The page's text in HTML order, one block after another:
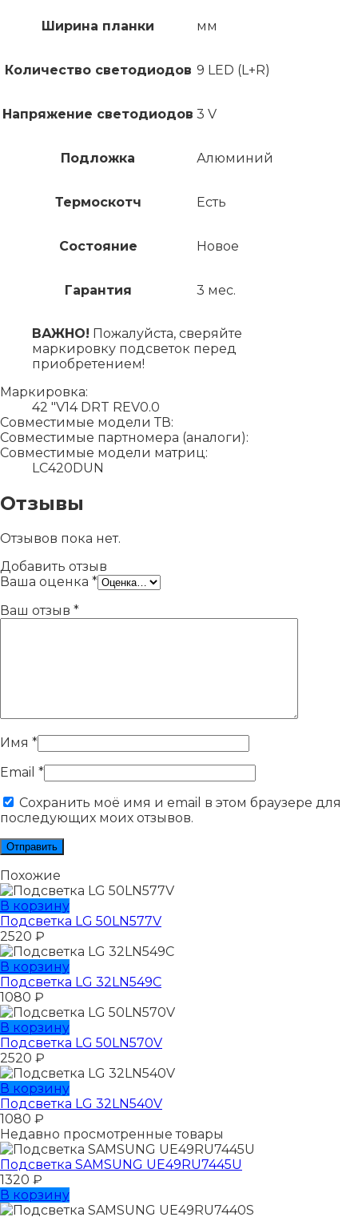
Ширина планки мм
Количество светодиодов 9 LED (L+R)
Напряжение светодиодов 3 V
Подложка Алюминий
Термоскотч Есть
Состояние Новое
Гарантия 3 мес.
ВАЖНО! Пожалуйста, сверяйте
маркировку подсветок перед
приобретением!
Маркировка:
42 "V14 DRT REV0.0
Совместимые модели ТВ:
Совместимые партномера (аналоги):
Совместимые модели матриц:
LC420DUN
Отзывы
Отзывов пока нет.
Добавить отзыв
Ваша оценка *
Ваш отзыв *
Имя *
Email *
Сохранить моё имя и email в этом браузере для
последующих моих отзывов.
Похожие
В корзину
Подсветка LG 50LN577V
2520 ₽
В корзину
Подсветка LG 32LN549C
1080 ₽
В корзину
Подсветка LG 50LN570V
2520 ₽
В корзину
Подсветка LG 32LN540V
1080 ₽
Недавно просмотренные товары
Подсветка SAMSUNG UЕ49RU7445U
1320 ₽
В корзину